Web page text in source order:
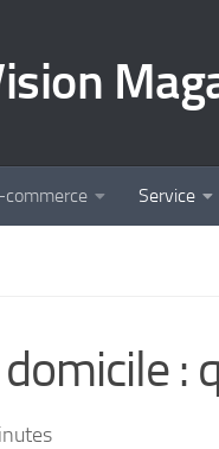
commerce Service
: